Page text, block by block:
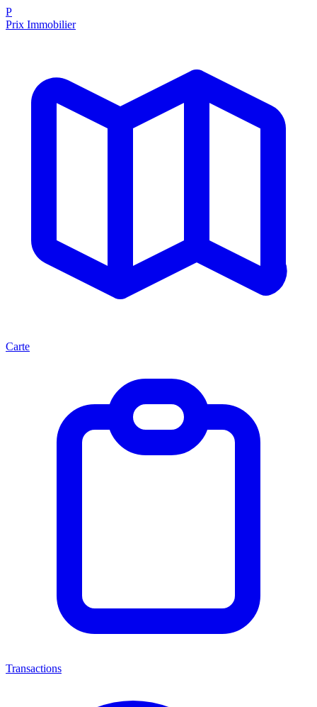
P
Prix Immobilier
Carte
Transactions